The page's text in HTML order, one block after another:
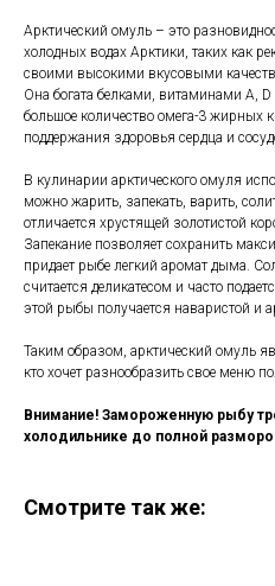
Арктический омуль – это
холодных водах Арктики, таких как
своими высокими вкусовыми
Она богата белками, витаминами A,
большое количество омега-3 жирных
поддержания здоровья сердца и
В кулинарии арктического омуля
можно жарить, запекать, варить,
отличается хрустящей золотистой
Запекание позволяет сохранить
придает рыбе легкий аромат дыма.
считается деликатесом и часто
этой рыбы получается наваристой
Таким образом, арктический омуль
кто хочет разнообразить свое меню
Внимание! Замороженную рыбу
холодильнике до полной
Смотрите так же: